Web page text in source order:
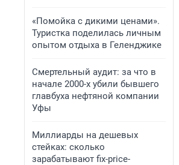
«Помойка с дикими ценами».
Туристка поделилась личным
опытом отдыха в Геленджике
Смертельный аудит: за что в
начале 2000-х убили бывшего
главбуха нефтяной компании
Уфы
Миллиарды на дешевых
стейках: сколько
зарабатывают fix-price-